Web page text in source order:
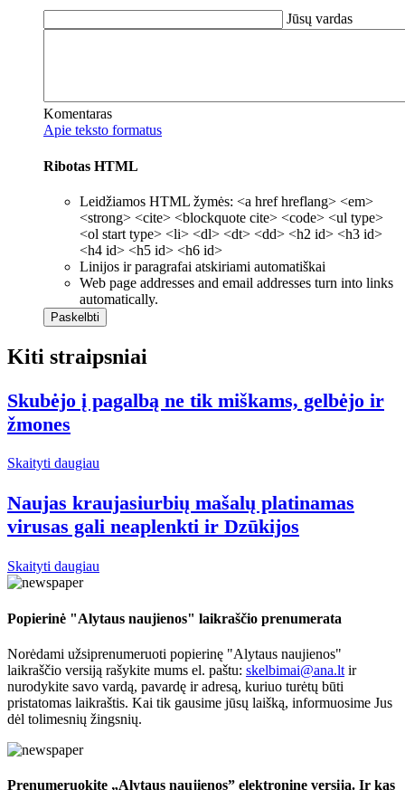
Jūsų vardas
Komentaras
Apie teksto formatus
Ribotas HTML
Leidžiamos HTML žymės: <a href hreflang> <em>
<strong> <cite> <blockquote cite> <code> <ul type>
<ol start type> <li> <dl> <dt> <dd> <h2 id> <h3 id>
<h4 id> <h5 id> <h6 id>
Linijos ir paragrafai atskiriami automatiškai
Web page addresses and email addresses turn into links
automatically.
Kiti straipsniai
Skubėjo į pagalbą ne tik miškams, gelbėjo ir
žmones
Skaityti daugiau
Naujas kraujasiurbių mašalų platinamas
virusas gali neaplenkti ir Dzūkijos
Skaityti daugiau
Popierinė "Alytaus naujienos" laikraščio prenumerata
Norėdami užsiprenumeruoti popierinę "Alytaus naujienos"
laikraščio versiją rašykite mums el. paštu: skelbimai@ana.lt ir
nurodykite savo vardą, pavardę ir adresą, kuriuo turėtų būti
pristatomas laikraštis. Kai tik gausime jūsų laišką, informuosime Jus
dėl tolimesnių žingsnių.
Prenumeruokite „Alytaus naujienos” elektroninę versiją. Ir kas